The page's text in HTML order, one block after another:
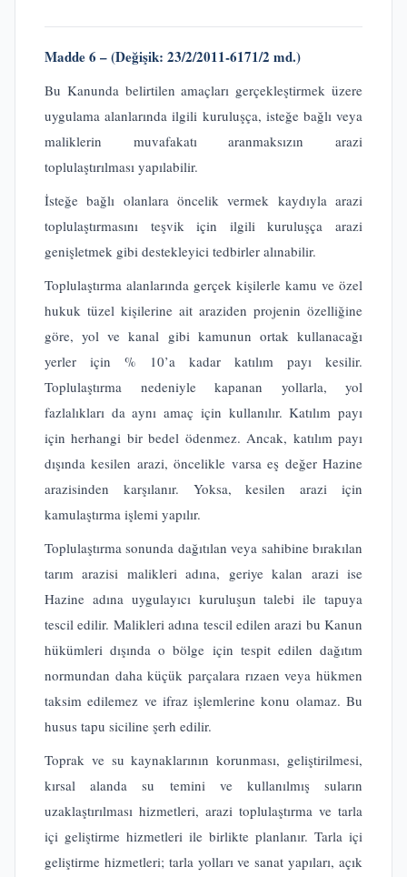
Madde 6 – (Değişik: 23/2/2011-6171/2 md.)
Bu Kanunda belirtilen amaçları gerçekleştirmek üzere
uygulama alanlarında ilgili kuruluşça, isteğe bağlı veya
maliklerin muvafakatı aranmaksızın arazi
toplulaştırılması yapılabilir.
İsteğe bağlı olanlara öncelik vermek kaydıyla arazi
toplulaştırmasını teşvik için ilgili kuruluşça arazi
genişletmek gibi destekleyici tedbirler alınabilir.
Toplulaştırma alanlarında gerçek kişilerle kamu ve özel
hukuk tüzel kişilerine ait araziden projenin özelliğine
göre, yol ve kanal gibi kamunun ortak kullanacağı
yerler için % 10’a kadar katılım payı kesilir.
Toplulaştırma nedeniyle kapanan yollarla, yol
fazlalıkları da aynı amaç için kullanılır. Katılım payı
için herhangi bir bedel ödenmez. Ancak, katılım payı
dışında kesilen arazi, öncelikle varsa eş değer Hazine
arazisinden karşılanır. Yoksa, kesilen arazi için
kamulaştırma işlemi yapılır.
Toplulaştırma sonunda dağıtılan veya sahibine bırakılan
tarım arazisi malikleri adına, geriye kalan arazi ise
Hazine adına uygulayıcı kuruluşun talebi ile tapuya
tescil edilir. Malikleri adına tescil edilen arazi bu Kanun
hükümleri dışında o bölge için tespit edilen dağıtım
normundan daha küçük parçalara rızaen veya hükmen
taksim edilemez ve ifraz işlemlerine konu olamaz. Bu
husus tapu siciline şerh edilir.
Toprak ve su kaynaklarının korunması, geliştirilmesi,
kırsal alanda su temini ve kullanılmış suların
uzaklaştırılması hizmetleri, arazi toplulaştırma ve tarla
içi geliştirme hizmetleri ile birlikte planlanır. Tarla içi
geliştirme hizmetleri; tarla yolları ve sanat yapıları, açık